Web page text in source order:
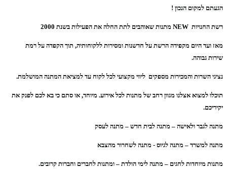
הגעתם למקום הנכון !
רשת החנויות NEW מתנות שאוהבים לתת החלה את הפעילות בשנת 2000
מאז ועד היום מקפידה הרשת על חדשנות ומסירות ללקוחותיה, תוך הקפדה על רמת
שירות גבוהה.
נציגי השרות והמכירות מספקים ליווי מקצועי לכל לקוח עד למציאת המתנה המושלמת.
תוכלו למצוא אצלנו מגוון רחב של מתנות לכל אירוע. מיוחד, או סתם כי בא לכם לפנק את
יקיריכם.
מתנה לגבר ולאישה – מתנה לבית חדש – מתנה לעסק
מתנה למשרד – מתנה לגיוס - מתנה לשחרור מהצבא
מתנות מיוחדות לחגים – מתנה לימי הולדת – ומתנות לחברים וחברות קרובים.